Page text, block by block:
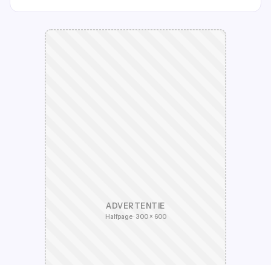
ADVERTENTIE
Halfpage · 300 × 600